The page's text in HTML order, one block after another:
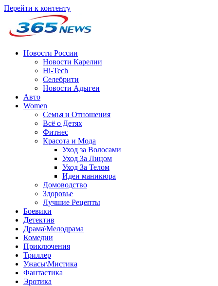
Перейти к контенту
Новости России
Новости Карелии
Hi-Tech
Селебрити
Новости Адыгеи
Авто
Women
Семья и Отношения
Всё о Детях
Фитнес
Красота и Мода
Уход за Волосами
Уход За Лицом
Уход За Телом
Идеи маникюра
Домоводство
Здоровье
Лучшие Рецепты
Боевики
Детектив
Драма\Мелодрама
Комедии
Приключения
Триллер
Ужасы\Мистика
Фантастика
Эротика